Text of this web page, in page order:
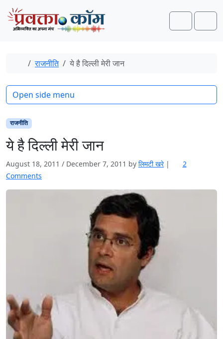
Skip to content
Skip to footer
Search
Home
राजनीति ये है दिल्ली मेरी जान
राजनीति
ये है दिल्ली मेरी जान
August 18, 2011 / December 7, 2011 by लिमटी खरे |
2
Comments
Open side menu